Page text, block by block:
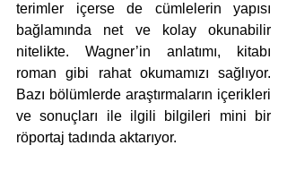
terimler içerse de cümlelerin yapısı
bağlamında net ve kolay okunabilir
nitelikte. Wagner’in anlatımı, kitabı
roman gibi rahat okumamızı sağlıyor.
Bazı bölümlerde araştırmaların içerikleri
ve sonuçları ile ilgili bilgileri mini bir
röportaj tadında aktarıyor.